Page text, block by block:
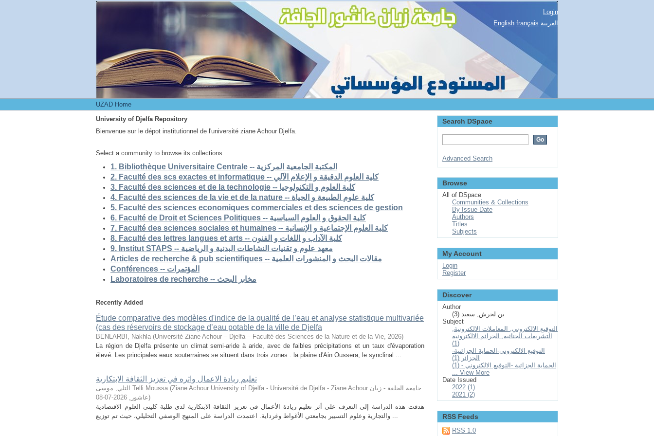
UZAD Home
Login
English français العربية
UZAD Home
University of Djelfa Repository
Bienvenue sur le dépot institutionnel de l'université ziane Achour Djelfa.
Select a community to browse its collections.
1. Bibliothèque Universitaire Centrale -- المكتبة الجامعية المركزية
2. Faculté des scs exactes et informatique -- كلية العلوم الدقيقة و الإعلام الآلي
3. Faculté des sciences et de la technologie -- كلية العلوم و التكنولوجيا
4. Faculté des sciences de la vie et de la nature -- كلية علوم الطبيعة و الحياة
5. Faculté des sciences economiques commerciales et des sciences de gestion
6. Faculté de Droit et Sciences Politiques -- كلية الحقوق و العلوم السياسية
7. Faculté des sciences sociales et humaines -- كلية العلوم الإجتماعية و الإنسانية
8. Faculté des lettres langues et arts -- كلية الآداب و اللغات و الفنون
9. Institut STAPS -- معهد علوم و تقنيات النشاطات البدنية و الرياضية
Articles de recherche & pub scientifiques -- مقالات البحث و المنشورات العلمية
Conférences -- المؤتمرات
Laboratoires de recherche -- مخابر البحث
Recently Added
Étude comparative des modèles d'indice de la qualité de l’eau et analyse statistique multivariée
(cas des réservoirs de stockage d’eau potable de la ville de Djelfa
BENLARBI, Nakhla (Université Ziane Achour – Djelfa – Faculté des Sciences de la Nature et de la Vie, 2026)
La région de Djelfa présente un climat semi-aride à aride, avec de faibles précipitations et un taux d'évaporation
élevé. Les principales eaux souterraines se situent dans trois zones : la plaine d'Ain Oussera, le synclinal ...
تعليم ريادة الاعمال واثره في تعزيز الثقافة الابتكارية
التلي, موسى Telli Moussa (Ziane Achour University of Djelfa - Université de Djelfa - Ziane Achour جامعة الجلفة - زيان
عاشور ,
2026-07-08
)
هدفت هذه الدراسة إلى التعرف على أثر تعليم ريادة الأعمال في تعزيز الثقافة الابتكارية لدى طلبة كليتي العلوم الاقتصادية
والتجارية وعلوم التسيير بجامعتي الأغواط وغرداية. اعتمدت الدراسة على المنهج الوصفي التحليلي، حيث تم توزيع ...
Search DSpace
Advanced Search
Browse
All of DSpace
Communities & Collections
By Issue Date
Authors
Titles
Subjects
My Account
Login
Register
Discover
Author
بن لحرش, سعيد (3)
Subject
التوقيع الالكتروني, المعاملات الالكترونية,
التشريعات الجنائية, الجرائم الالكترونية
(1)
التوقيع الالكتروني-الحماية الجزائىية-
الجزائر (1)
الحماية الجزائية -التوقيع الالكتروني - (1)
... View More
Date Issued
2022 (1)
2021 (2)
RSS Feeds
RSS 1.0